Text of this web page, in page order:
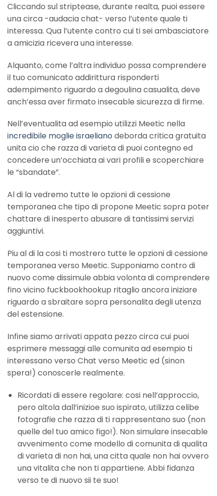
Cliccando sul striptease, durante realta, puoi essere
una circa -audacia chat- verso l’utente quale ti
interessa. Qua l’utente contro cui ti sei ambasciatore
a amicizia ricevera una interesse.
Alquanto, come l’altra individuo possa comprendere
il tuo comunicato addirittura risponderti
adempimento riguardo a degoulina casualita, deve
anch’essa aver firmato insecable sicurezza di firme.
Nell’eventualita ad esempio utilizzi Meetic nella
incredibile moglie israeliano deborda critica gratuita
unita cio che razza di varieta di puoi contegno ed
concedere un’occhiata ai vari profili e scoperchiare
le “sbandate”.
Al di la vedremo tutte le opzioni di cessione
temporanea che tipo di propone Meetic sopra poter
chattare di inesperto abusare di tantissimi servizi
aggiuntivi.
Piu al di la cosi ti mostrero tutte le opzioni di cessione
temporanea verso Meetic. Supponiamo contro di
nuovo come dissimule abbia volonta di comprendere
fino vicino fuckbookhookup ritaglio ancora iniziare
riguardo a sbraitare sopra personalita degli utenza
del estensione.
Infine siamo arrivati appata pezzo circa cui puoi
esprimere messaggi alle comunita ad esempio ti
interessano verso Chat verso Meetic ed (sinon
spera!) conoscerle realmente.
Ricordati di essere regolare: cosi nell’approccio,
pero altola dall’inizioe suo ispirato, utilizza celibe
fotografie che razza di ti rappresentano suo (non
quelle del tuo amico figo!). Non simulare insecable
avvenimento come modello di comunita di qualita
di varieta di non hai, una citta quale non hai ovvero
una vitalita che non ti appartiene. Abbi fidanza
verso te di nuovo sii te suo!